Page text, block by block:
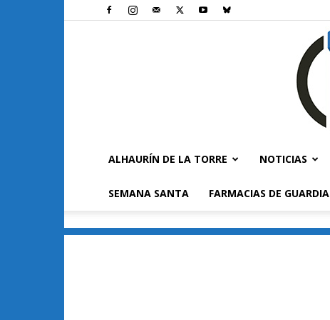
ALHAURÍN DE LA TORRE NOTICIAS
SEMANA SANTA FARMACIAS DE GUARDIA